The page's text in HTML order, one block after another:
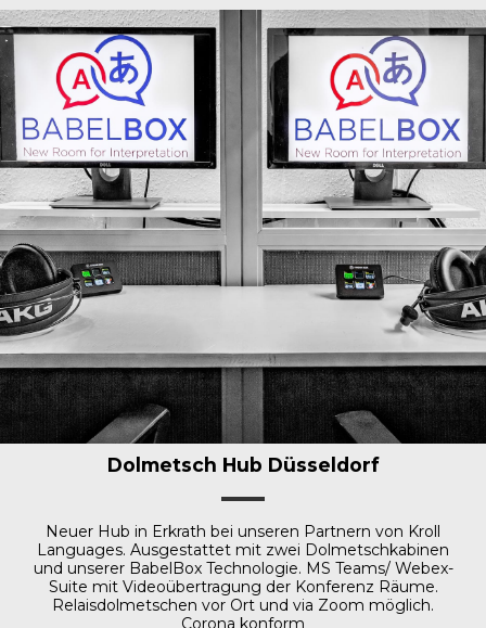
Dolmetsch Hub Düsseldorf
Neuer Hub in Erkrath bei unseren Partnern von Kroll
Languages. Ausgestattet mit zwei Dolmetschkabinen
und unserer BabelBox Technologie. MS Teams/ Webex-
Suite mit Videoübertragung der Konferenz Räume.
Relaisdolmetschen vor Ort und via Zoom möglich.
Corona konform